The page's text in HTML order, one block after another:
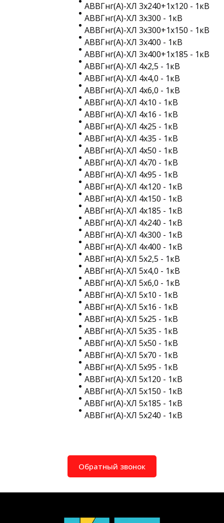
АВВГнг(A)-ХЛ 3х240+1х120 - 1кВ
АВВГнг(A)-ХЛ 3х300 - 1кВ
АВВГнг(A)-ХЛ 3х300+1х150 - 1кВ
АВВГнг(A)-ХЛ 3х400 - 1кВ
АВВГнг(A)-ХЛ 3х400+1х185 - 1кВ
АВВГнг(A)-ХЛ 4х2,5 - 1кВ
АВВГнг(A)-ХЛ 4х4,0 - 1кВ
АВВГнг(A)-ХЛ 4х6,0 - 1кВ
АВВГнг(A)-ХЛ 4х10 - 1кВ
АВВГнг(A)-ХЛ 4х16 - 1кВ
АВВГнг(A)-ХЛ 4х25 - 1кВ
АВВГнг(A)-ХЛ 4х35 - 1кВ
АВВГнг(A)-ХЛ 4х50 - 1кВ
АВВГнг(A)-ХЛ 4х70 - 1кВ
АВВГнг(A)-ХЛ 4х95 - 1кВ
АВВГнг(A)-ХЛ 4х120 - 1кВ
АВВГнг(A)-ХЛ 4х150 - 1кВ
АВВГнг(A)-ХЛ 4х185 - 1кВ
АВВГнг(A)-ХЛ 4х240 - 1кВ
АВВГнг(A)-ХЛ 4х300 - 1кВ
АВВГнг(A)-ХЛ 4х400 - 1кВ
АВВГнг(A)-ХЛ 5х2,5 - 1кВ
АВВГнг(A)-ХЛ 5х4,0 - 1кВ
АВВГнг(A)-ХЛ 5х6,0 - 1кВ
АВВГнг(A)-ХЛ 5х10 - 1кВ
АВВГнг(A)-ХЛ 5х16 - 1кВ
АВВГнг(A)-ХЛ 5х25 - 1кВ
АВВГнг(A)-ХЛ 5х35 - 1кВ
АВВГнг(A)-ХЛ 5х50 - 1кВ
АВВГнг(A)-ХЛ 5х70 - 1кВ
АВВГнг(A)-ХЛ 5х95 - 1кВ
АВВГнг(A)-ХЛ 5х120 - 1кВ
АВВГнг(A)-ХЛ 5х150 - 1кВ
АВВГнг(A)-ХЛ 5х185 - 1кВ
АВВГнг(A)-ХЛ 5х240 - 1кВ
Обратный звонок